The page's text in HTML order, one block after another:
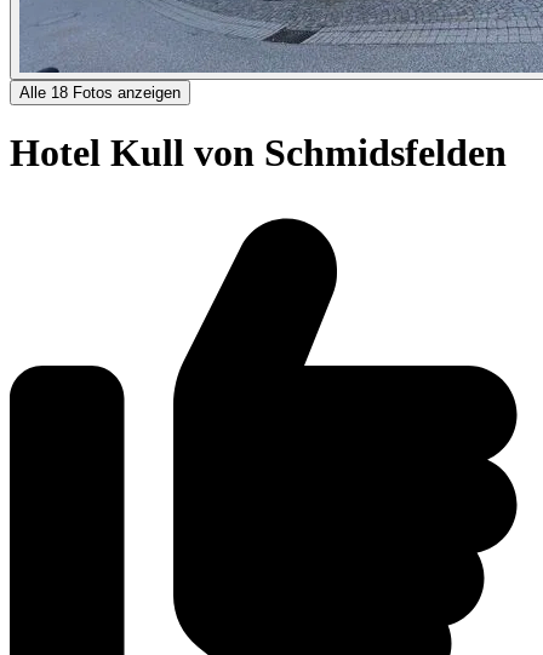
Alle 18 Fotos anzeigen
Hotel Kull von Schmidsfelden